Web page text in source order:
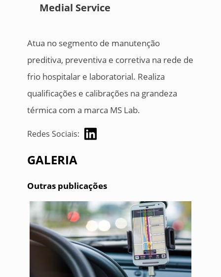
Medial Service
Atua no segmento de manutenção
preditiva, preventiva e corretiva na rede de
frio hospitalar e laboratorial. Realiza
qualificações e calibrações na grandeza
térmica com a marca MS Lab.
Redes Sociais:
GALERIA
Outras publicações